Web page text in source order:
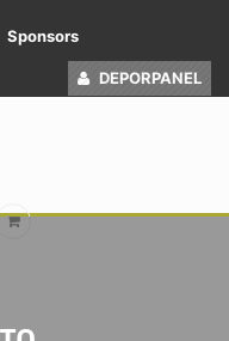
Sponsors
DEPORPANEL